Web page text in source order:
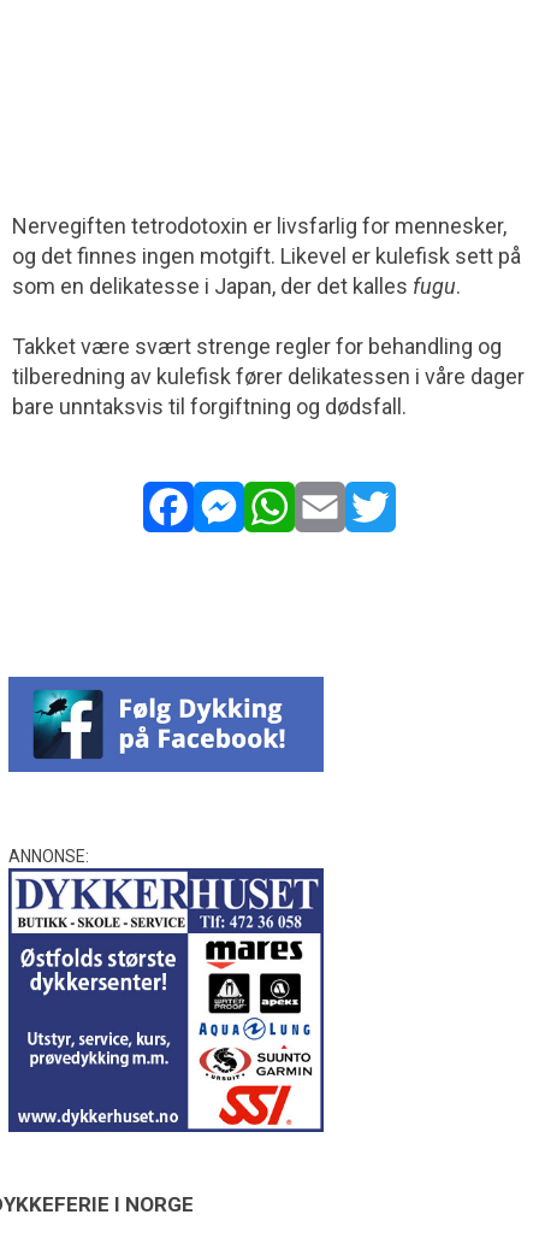
Nervegiften tetrodotoxin er livsfarlig for mennesker,
og det finnes ingen motgift. Likevel er kulefisk sett på
som en delikatesse i Japan, der det kalles fugu.
Takket være svært strenge regler for behandling og
tilberedning av kulefisk fører delikatessen i våre dager
bare unntaksvis til forgiftning og dødsfall.
ANNONSE:
I NORGE